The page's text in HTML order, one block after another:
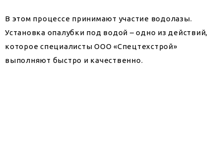
В этом процессе принимают участие водолазы.
Установка опалубки под водой – одно из действий,
которое специалисты ООО «Спецтехстрой»
выполняют быстро и качественно.